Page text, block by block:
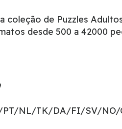
coleção de Puzzles
desde 500 a 42000
NL/TK/DA/FI/SV/NO/